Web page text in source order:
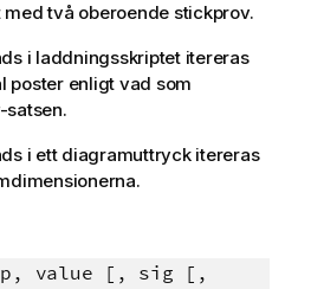
två oberoende stickprov.
i laddningsskriptet itereras
poster enligt vad som
satsen.
i ett diagramuttryck itereras
value [, sig [,